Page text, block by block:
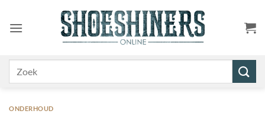
naar
inhoud
ONDERHOUD